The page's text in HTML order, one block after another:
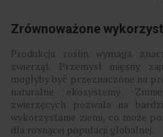
Zrównoważone
Produkcja roślin wymaga
zwierząt. Przemysł mięsny
mogłyby być przeznaczone na
naturalne ekosystemy.
zwierzęcych pozwala na
wykorzystanie ziemi, co może
dla rosnącej populacji globalnej.